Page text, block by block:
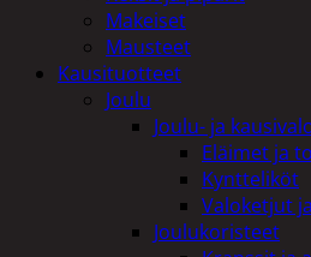
Makeiset
Mausteet
Kausituotteet
Joulu
Joulu- ja
Eläimet ja
Kyntteliköt
Valoketjut
Joulukoristeet